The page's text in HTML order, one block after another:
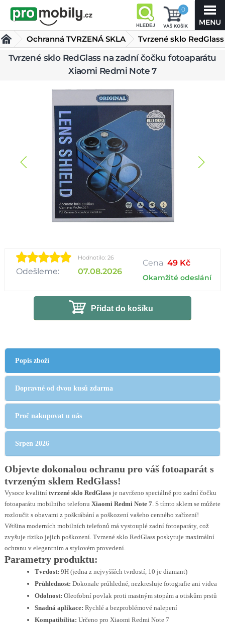
0
Ochranná TVRZENÁ SKLA
Tvrzené sklo RedGlass
na zadní čočku
fotoaparátu Xiaomi Redmi Note 7
Tvrzené sklo RedGlass na zadní čočku fotoaparátu
Xiaomi Redmi Note 7
Hodnotilo: 26
Odešleme: 07.08.2026
Cena 49 Kč
Okamžité odeslání
Přidat do košíku
Popis zboží
Dopravné od dvou kusů zdarma
Proč nakupovat u nás
Srpen 2026
Objevte dokonalou ochranu pro váš fotoaparát s
tvrzeným sklem RedGlass!
Vysoce kvalitní tvrzené sklo RedGlassje navrženo speciálně pro zadní čočku
fotoaparátu mobilního telefonu Xiaomi Redmi Note 7. S tímto sklem se můžete
rozloučit s obavami z poškrábání a poškození vašeho cenného zařízení!
Většina moderních mobilních telefonů má vystouplé zadní fotoaparáty, což
zvyšuje riziko jejich poškození. Tvrzené sklo RedGlass poskytuje maximální
ochranu v elegantním a stylovém provedení.
Parametry produktu:
Tvrdost: 9H (jedna z nejvyšších tvrdostí, 10 je diamant)
Průhlednost: Dokonale průhledné, nezkresluje fotografie ani videa
Odolnost: Oleofobní povlak proti mastným stopám a otiskům prstů
Snadná aplikace: Rychlé a bezproblémové nalepení
Kompatibilita: Určeno pro Xiaomi Redmi Note 7